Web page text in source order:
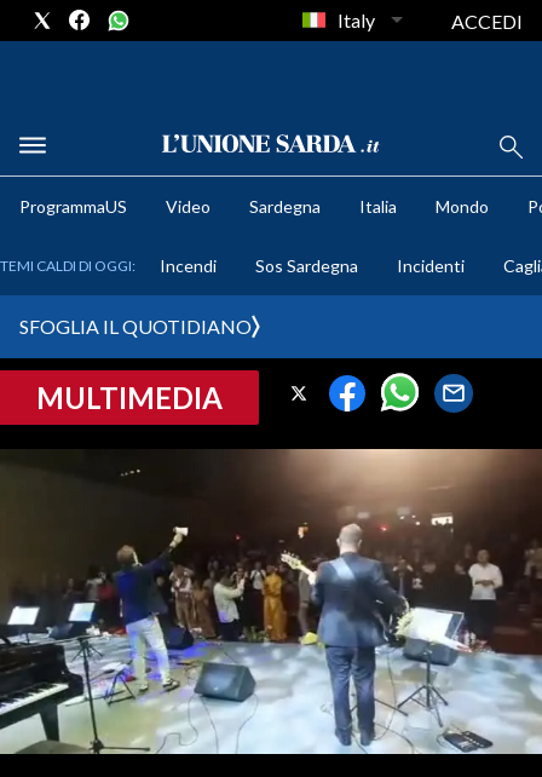
METEO
CRONACA SARDEGNA
PROVINCIA DI CAGLIARI
MEDIO CAMPIDANO
ORISTANO E PROVINCIA
SASSARI E PROVINCIA
GALLURA
NUORO E PROVINCIA
OGLIASTRA
Italy ACCEDI
ProgrammaUS Video Sardegna Italia Mondo
TEMI CALDI DI OGGI: Incendi Sos Sardegna Incidenti
SFOGLIA IL QUOTIDIANO
MULTIMEDIA